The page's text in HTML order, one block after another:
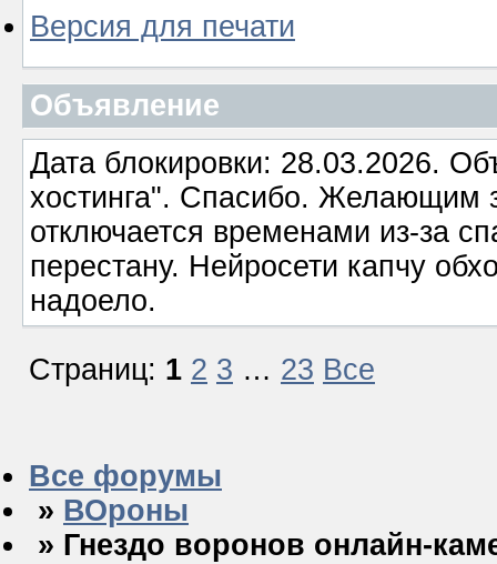
Версия для печати
Объявление
Дата блокировки: 28.03.2026.
хостинга". Спасибо. Желающим
отключается временами из-за
перестану. Нейросети капчу
надоело.
Страниц: 1 2 3 … 23 Все
Все форумы
» ВОроны
» Гнездо воронов онлайн-